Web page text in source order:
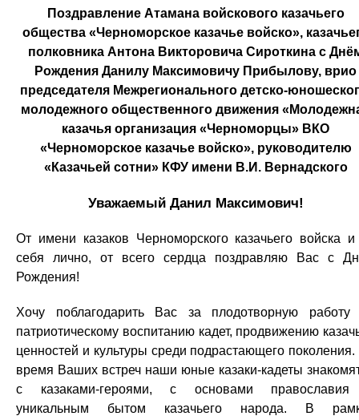
Поздравление Атамана войскового казачьего
общества «Черноморское казачье войско»,
полковника Антона Викторовича Сироткина с
Рождения Данилу Максимовичу Прибылову, врио
председателя Межрегионального детско-
молодежного общественного движения
казачья организация «Черноморцы» ВКО
«Черноморское казачье войско», руководителю
«Казачьей сотни» КФУ имени В.И. Вернадского
Уважаемый Данил Максимович!
От имени казаков Черноморского казачьего войска и
себя лично, от всего сердца поздравляю Вас с
Рождения!
Хочу поблагодарить Вас за плодотворную работу
патриотическому воспитанию кадет, продвижению
ценностей и культуры среди подрастающего
время Ваших встреч наши юные казаки-кадеты
с казаками-героями, с основами
уникальным бытом казачьего народа. В